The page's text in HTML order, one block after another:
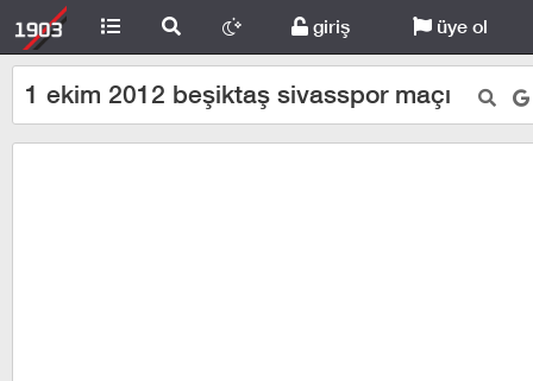
giriş üye ol
1 ekim 2012 beşiktaş sivasspor maçı